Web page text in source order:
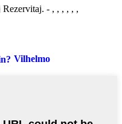
- , , , , , ,
Vilhelmo